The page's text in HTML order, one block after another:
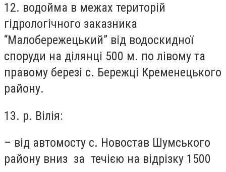
12. водойма в межах територій
гідрологічного заказника
“Малобережецький” від водоскидної
споруди на ділянці 500 м. по лівому та
правому березі с. Бережці Кременецького
району.
13. р. Вілія:
– від автомосту с. Новостав Шумського
району вниз за течією на відрізку 1500